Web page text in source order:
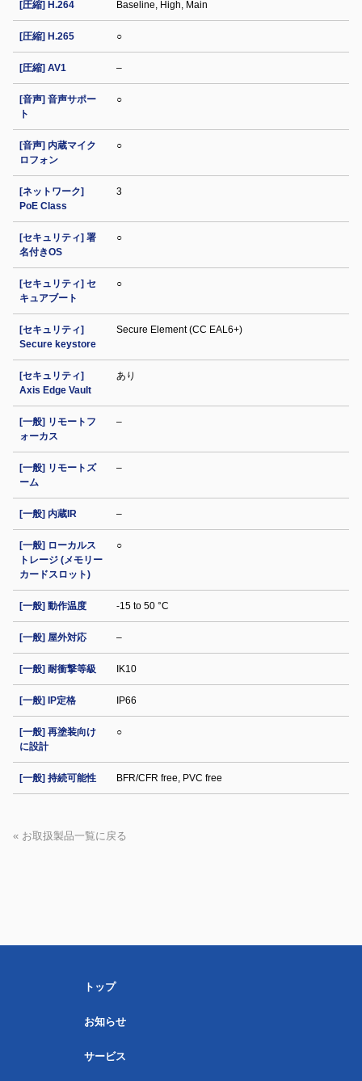
[圧縮] H.264 Baseline, High, Main
[圧縮] H.265 ○
[圧縮] AV1 –
[音声] 音声サポー
ト
○
[音声] 内蔵マイク
ロフォン
○
[ネットワーク]
PoE Class
3
[セキュリティ] 署
名付きOS
○
[セキュリティ] セ
キュアブート
○
[セキュリティ]
Secure keystore
Secure Element (CC EAL6+)
[セキュリティ]
Axis Edge Vault
あり
[一般] リモートフ
ォーカス
–
[一般] リモートズ
ーム
–
[一般] 内蔵IR –
[一般] ローカルス
トレージ (メモリー
カードスロット)
○
[一般] 動作温度 -15 to 50 °C
[一般] 屋外対応 –
[一般] 耐衝撃等級 IK10
[一般] IP定格 IP66
[一般] 再塗装向け
に設計
○
[一般] 持続可能性 BFR/CFR free, PVC free
« お取扱製品一覧に戻る
トップ
お知らせ
サービス